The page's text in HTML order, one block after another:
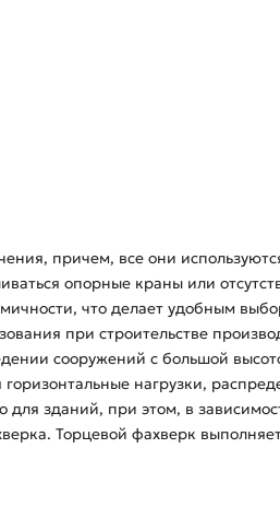
причем, все они
опорные краны или
что делает удобным
при строительстве
сооружений с большой
нагрузки,
зданий, при этом, в
Торцевой фахверк